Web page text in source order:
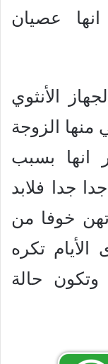
عصيان
الأنثوي
منها الزوجة
انها بسبب
جدا فلابد
خوفا من
تكره
وتكون حالة